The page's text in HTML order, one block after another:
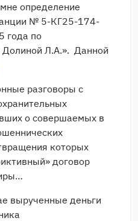
определение
№ 5-КГ25-174-
года по
Долиной Л.А.». Данной
разговоры с
о совершаемых в
которых
договор
вырученные деньги